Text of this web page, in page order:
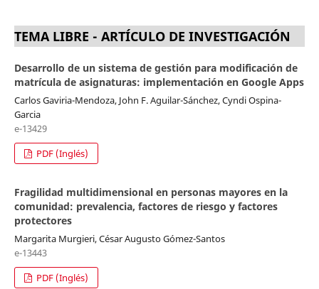
TEMA LIBRE - ARTÍCULO DE INVESTIGACIÓN
Desarrollo de un sistema de gestión para modificación de
matrícula de asignaturas: implementación en Google Apps
Carlos Gaviria-Mendoza, John F. Aguilar-Sánchez, Cyndi Ospina-
Garcia
e-13429
PDF (Inglés)
Fragilidad multidimensional en personas mayores en la
comunidad: prevalencia, factores de riesgo y factores
protectores
Margarita Murgieri, César Augusto Gómez-Santos
e-13443
PDF (Inglés)